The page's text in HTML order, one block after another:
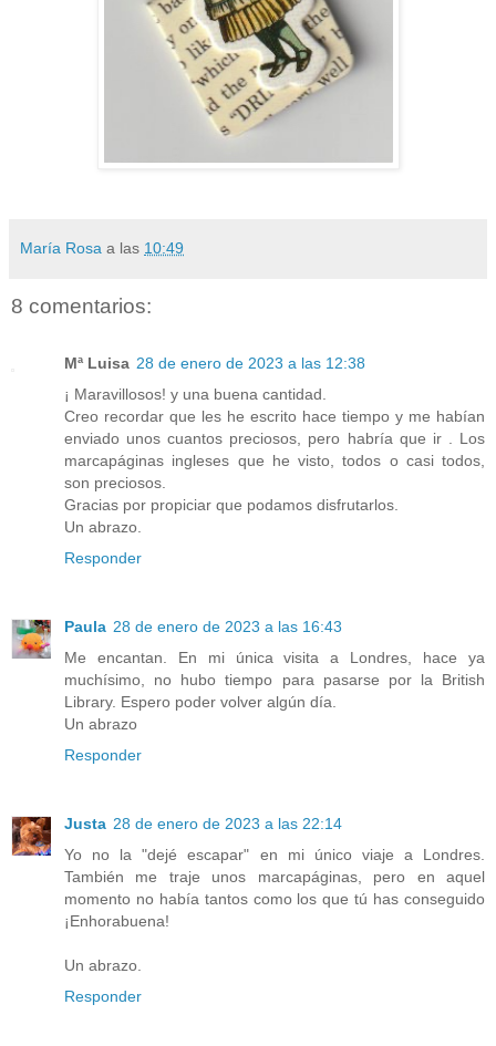
María Rosa a las 10:49
8 comentarios:
Mª Luisa 28 de enero de 2023 a las 12:38
¡ Maravillosos! y una buena cantidad.
Creo recordar que les he escrito hace tiempo y me habían
enviado unos cuantos preciosos, pero habría que ir . Los
marcapáginas ingleses que he visto, todos o casi todos,
son preciosos.
Gracias por propiciar que podamos disfrutarlos.
Un abrazo.
Responder
Paula 28 de enero de 2023 a las 16:43
Me encantan. En mi única visita a Londres, hace ya
muchísimo, no hubo tiempo para pasarse por la British
Library. Espero poder volver algún día.
Un abrazo
Responder
Justa 28 de enero de 2023 a las 22:14
Yo no la "dejé escapar" en mi único viaje a Londres.
También me traje unos marcapáginas, pero en aquel
momento no había tantos como los que tú has conseguido
¡Enhorabuena!
Un abrazo.
Responder